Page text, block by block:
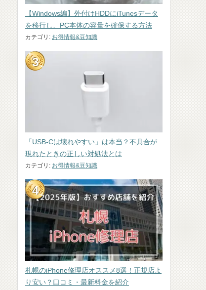
【Windows編】外付けHDDにiTunesデータ
を移行し、PC本体の容量を確保する方法
カテゴリ: お得情報&豆知識
「USB-Cは壊れやすい」は本当？不具合が
現れたときの正しい対処法とは
カテゴリ: お得情報&豆知識
札幌のiPhone修理店オススメ8選！正規店よ
り安い？口コミ・最新料金を紹介